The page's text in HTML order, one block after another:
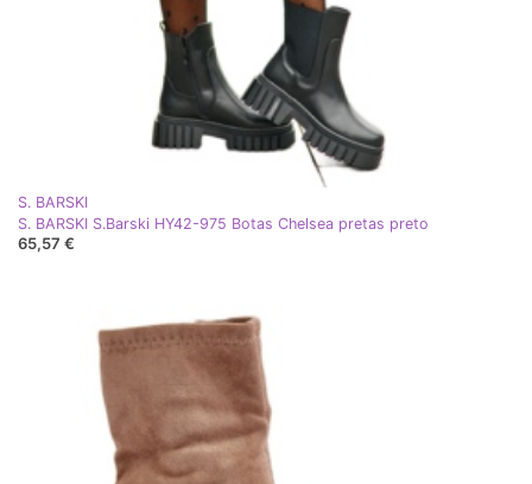
S. BARSKI
S. BARSKI S.Barski HY42-975 Botas Chelsea pretas preto
65,57 €